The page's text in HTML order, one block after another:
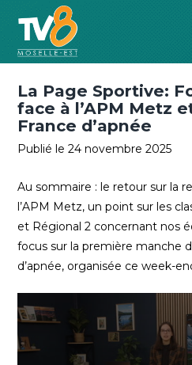
La Page Sportive:
face à l’APM Metz
France d’apnée
Publié le 24 novembre 2025
Au sommaire : le retour sur la
l’APM Metz, un point sur les
et Régional 2 concernant nos
focus sur la première manche
d’apnée, organisée ce week-